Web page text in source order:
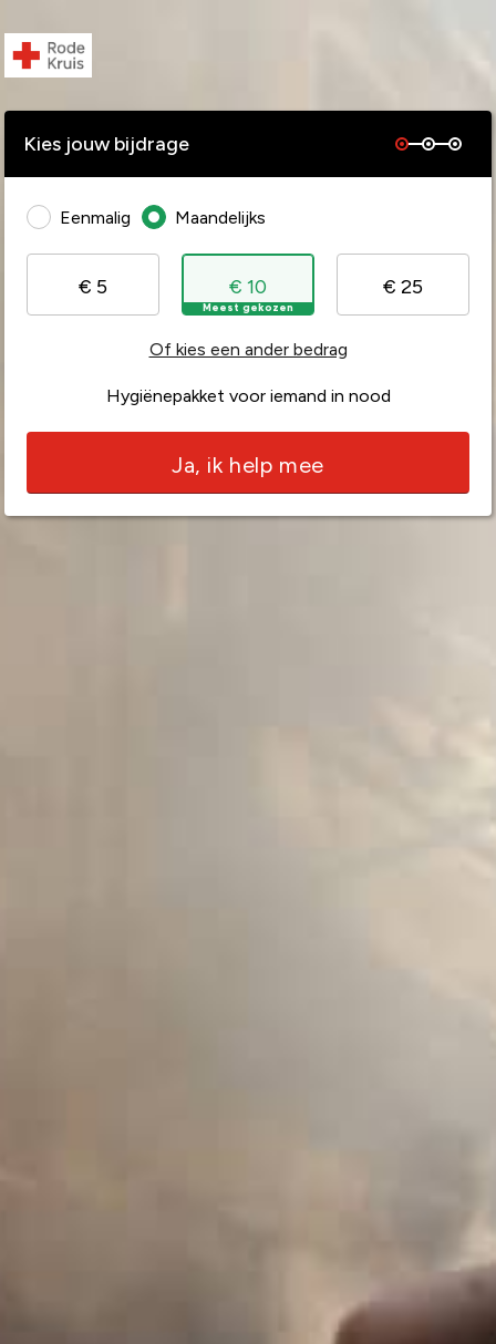
Kies jouw bijdrage
Eenmalig Maandelijks
€ 5 € 10
Meest gekozen
€ 25
Of kies een ander bedrag
Hygiënepakket voor iemand in nood
Ja, ik help mee